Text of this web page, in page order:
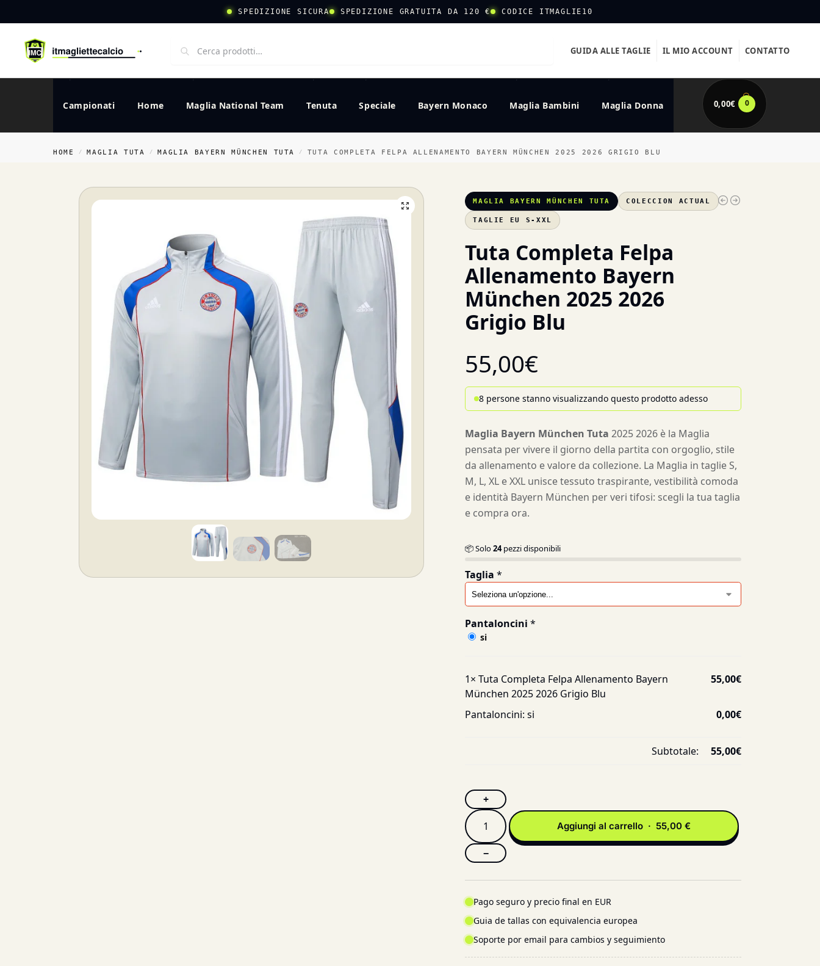
SPEDIZIONE SICURA SPEDIZIONE GRATUITA DA 120 € CODICE ITMAGLIE10
GUIDA ALLE TAGLIE IL MIO ACCOUNT CONTATTO
Campionati Home Maglia National Team Tenuta Speciale Bayern Monaco Maglia Bambini Maglia Donna 0,00€ 0
HOME / MAGLIA TUTA / MAGLIA BAYERN MÜNCHEN TUTA / TUTA COMPLETA FELPA ALLENAMENTO BAYERN MÜNCHEN 2025 2026 GRIGIO BLU
MAGLIA BAYERN MÜNCHEN TUTA COLECCION ACTUAL
TAGLIE EU S-XXL
Tuta Completa Felpa
Allenamento Bayern
München 2025 2026
Grigio Blu
55,00€
8 persone stanno visualizzando questo prodotto adesso
Maglia Bayern München Tuta 2025 2026 è la Maglia
pensata per vivere il giorno della partita con orgoglio, stile
da allenamento e valore da collezione. La Maglia in taglie S,
M, L, XL e XXL unisce tessuto traspirante, vestibilità comoda
e identità Bayern München per veri tifosi: scegli la tua taglia
e compra ora.
📦 Solo24pezzi disponibili
Taglia *
Pantaloncini *
si
1× Tuta Completa Felpa Allenamento Bayern
München 2025 2026 Grigio Blu
55,00€
Pantaloncini: si 0,00€
Subtotale: 55,00€
+
−
Aggiungi al carrello · 55,00 €
Pago seguro y precio final en EUR
Guia de tallas con equivalencia europea
Soporte por email para cambios y seguimiento